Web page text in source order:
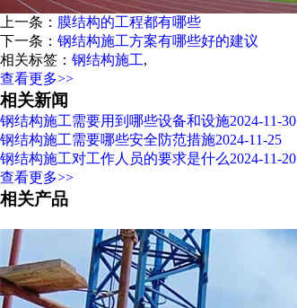
上一条： 膜结构的工程都有哪些
下一条： 钢结构施工方案有哪些好的建议
相关标签： 钢结构施工,
查看更多>>
相关新闻
钢结构施工需要用到哪些设备和设施2024-11-30
钢结构施工需要哪些安全防范措施2024-11-25
钢结构施工对工作人员的要求是什么2024-11-20
查看更多>>
相关产品